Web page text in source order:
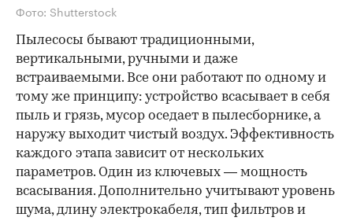
Фото: Shutterstock
Пылесосы бывают традиционными,
вертикальными, ручными и даже
встраиваемыми. Все они работают по одному и
тому же принципу: устройство всасывает в себя
пыль и грязь, мусор оседает в пылесборнике, а
наружу выходит чистый воздух. Эффективность
каждого этапа зависит от нескольких
параметров. Один из ключевых — мощность
всасывания. Дополнительно учитывают уровень
шума, длину электрокабеля, тип фильтров и